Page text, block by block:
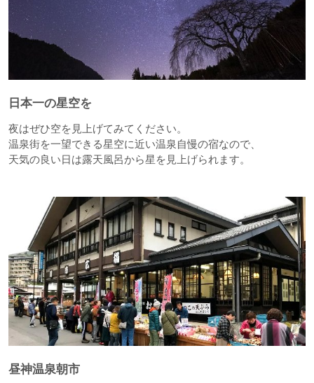
日本一の星空を
夜はぜひ空を見上げてみてください。
温泉街を一望できる星空に近い温泉自慢の宿なので、
天気の良い日は露天風呂から星を見上げられます。
昼神温泉朝市